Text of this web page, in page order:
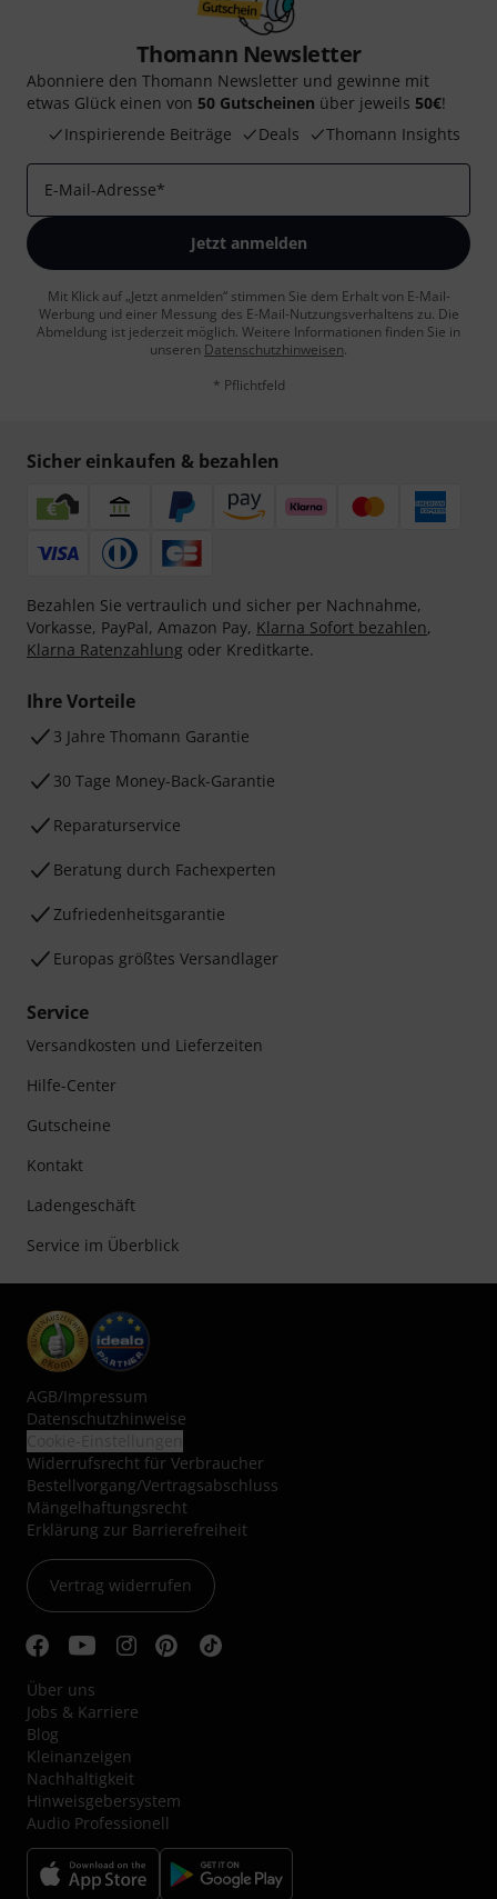
Thomann Newsletter
Abonniere den Thomann Newsletter und gewinne mit
etwas Glück einen von 50 Gutscheinen über jeweils 50€!
Inspirierende Beiträge
Deals Thomann Insights
E-Mail-Adresse*
Jetzt anmelden
Mit Klick auf „Jetzt anmelden“ stimmen Sie dem Erhalt von E-Mail-
Werbung und einer Messung des E-Mail-Nutzungsverhaltens zu. Die
Abmeldung ist jederzeit möglich. Weitere Informationen finden Sie in
unseren Datenschutzhinweisen.
* Pflichtfeld
Sicher einkaufen & bezahlen
Bezahlen Sie vertraulich und sicher per Nachnahme,
Vorkasse, PayPal, Amazon Pay, Klarna Sofort bezahlen,
Klarna Ratenzahlung oder Kreditkarte.
Ihre Vorteile
3 Jahre Thomann Garantie
30 Tage Money-Back-Garantie
Reparaturservice
Beratung durch Fachexperten
Zufriedenheitsgarantie
Europas größtes Versandlager
Service
Versandkosten und Lieferzeiten
Hilfe-Center
Gutscheine
Kontakt
Ladengeschäft
Service im Überblick
AGB/Impressum
Datenschutzhinweise
Widerrufsrecht für Verbraucher
Bestellvorgang/Vertragsabschluss
Mängelhaftungsrecht
Erklärung zur Barrierefreiheit
Vertrag widerrufen
Über uns
Jobs & Karriere
Blog
Kleinanzeigen
Nachhaltigkeit
Hinweisgebersystem
Audio Professionell